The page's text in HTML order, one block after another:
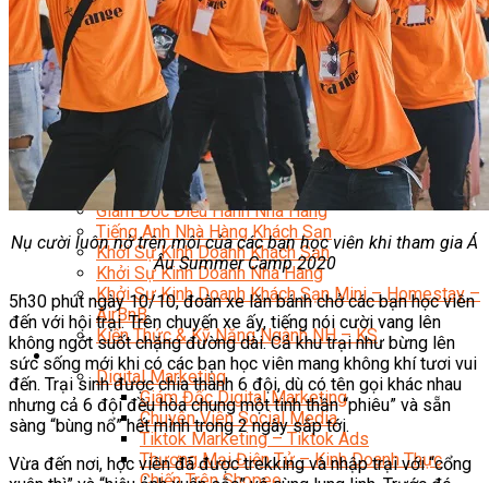
Chuyên Đề Bếp Bánh
Video Dạy Làm Bánh
Quản Trị NHKS
Quản Trị Nhà Hàng Khách Sạn Quốc Tế
Nghiệp Vụ Quản Lý NH-KS
Quản Lý Nhà Hàng Chuyên Nghiệp
Quản Lý Khách Sạn Chuyên Nghiệp
Nghiệp Vụ Quản Lý Nhà Hàng
Nghiệp Vụ Lễ Tân Chuyên Nghiệp
Giám Đốc Điều Hành Nhà Hàng
Tiếng Anh Nhà Hàng Khách Sạn
Khởi Sự Kinh Doanh Khách Sạn
Khởi Sự Kinh Doanh Nhà Hàng
Khởi Sự Kinh Doanh Khách Sạn Mini – Homestay –
AirBnB
Kiến Thức & Kỹ Năng Ngành NH – KS
Marketing
Digital Marketing
Giám Đốc Digital Marketing
Chuyên Viên Social Media
Tiktok Marketing – Tiktok Ads
Thương Mại Điện Tử – Kinh Doanh Thực
Nụ cười luôn nở trên môi của các bạn học viên khi tham gia Á
Âu Summer Camp 2020
5h30 phút ngày 10/10, đoàn xe lăn bánh chở các bạn học viên
đến với hội trại. Trên chuyến xe ấy, tiếng nói cười vang lên
không ngớt suốt chặng đường dài. Cả khu trại như bừng lên
sức sống mới khi có các bạn học viên mang không khí tươi vui
đến. Trại sinh được chia thành 6 đội, dù có tên gọi khác nhau
nhưng cả 6 đội đều hòa chung một tinh thần “phiêu” và sẵn
sàng “bùng nổ” hết mình trong 2 ngày sắp tới.
Vừa đến nơi, học viên đã được trekking và nhập trại với “cổng